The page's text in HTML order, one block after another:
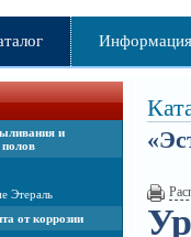
Информация
и
Этераль
от коррозии